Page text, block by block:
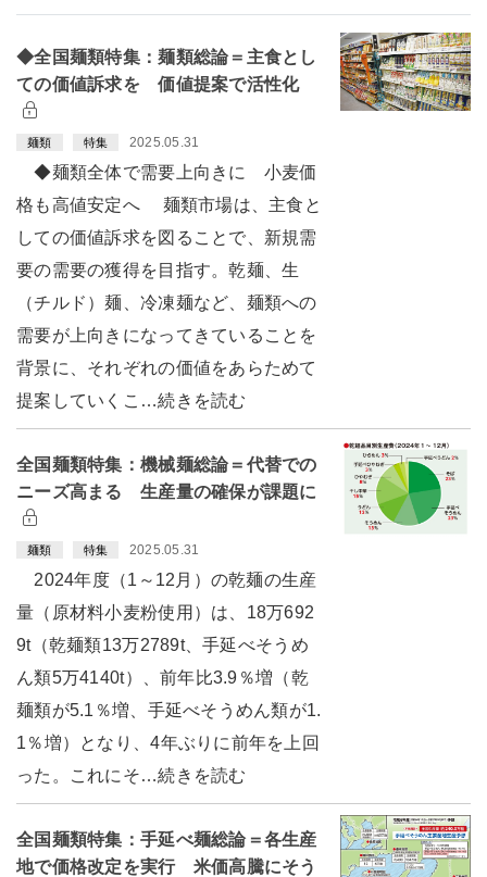
◆全国麺類特集：麺類総論＝主食とし
ての価値訴求を 価値提案で活性化
麺類 特集 2025.05.31
◆麺類全体で需要上向きに 小麦価
格も高値安定へ 麺類市場は、主食と
しての価値訴求を図ることで、新規需
要の需要の獲得を目指す。乾麺、生
（チルド）麺、冷凍麺など、麺類への
需要が上向きになってきていることを
背景に、それぞれの価値をあらためて
提案していくこ…続きを読む
全国麺類特集：機械麺総論＝代替での
ニーズ高まる 生産量の確保が課題に
麺類 特集 2025.05.31
2024年度（1～12月）の乾麺の生産
量（原材料小麦粉使用）は、18万692
9t（乾麺類13万2789t、手延べそうめ
ん類5万4140t）、前年比3.9％増（乾
麺類が5.1％増、手延べそうめん類が1.
1％増）となり、4年ぶりに前年を上回
った。これにそ…続きを読む
全国麺類特集：手延べ麺総論＝各生産
地で価格改定を実行 米価高騰にそう